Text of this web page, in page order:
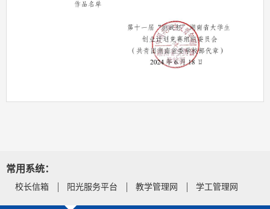
常用系统：
校长信箱 阳光服务平台 教学管理网 学工管理网